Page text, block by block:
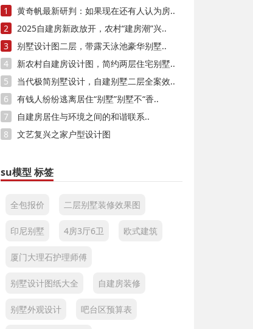
1
黄奇帆最新研判：如果现在还有人认为房..
2
2025自建房新政放开，农村“建房潮”兴..
3
别墅设计图二层，带露天泳池豪华别墅..
4
新农村自建房设计图，简约两层住宅别墅..
5
当代极简别墅设计，自建别墅二层全案效..
6
有钱人纷纷逃离居住“别墅”别墅不“香..
7
自建房居住与环境之间的和谐联系..
8
文艺复兴之家户型设计图
su模型 标签
全包报价 二层别墅装修效果图
印尼别墅 4房3厅6卫 欧式建筑
厦门大理石护理师傅
别墅设计图纸大全 自建房装修
别墅外观设计 吧台区预算表